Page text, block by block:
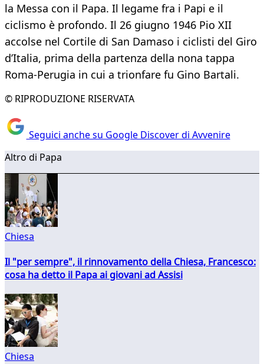
la Messa con il Papa. Il legame fra i Papi e il
ciclismo è profondo. Il 26 giugno 1946 Pio XII
accolse nel Cortile di San Damaso i ciclisti del Giro
d’Italia, prima della partenza della nona tappa
Roma-Perugia in cui a trionfare fu Gino Bartali.
© RIPRODUZIONE RISERVATA
Seguici anche su Google Discover di Avvenire
Altro di Papa
Chiesa
Il "per sempre", il rinnovamento della Chiesa, Francesco:
cosa ha detto il Papa ai giovani ad Assisi
Chiesa